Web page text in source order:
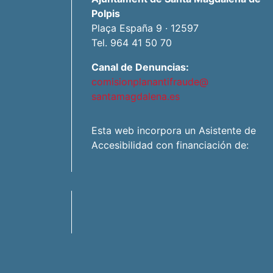
Polpis
Plaça España 9 · 12597
Tel. 964 41 50 70
Canal de Denuncias:
comisionplanantifraude@
santamagdalena.es
Esta web incorpora un Asistente de
Accesibilidad con financiación de: